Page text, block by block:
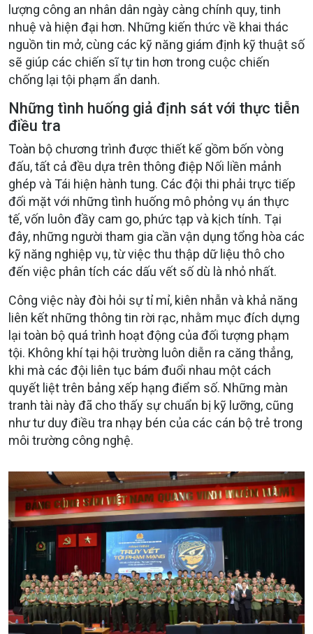
lượng công an nhân dân ngày càng chính quy, tinh
nhuệ và hiện đại hơn. Những kiến thức về khai thác
nguồn tin mở, cùng các kỹ năng giám định kỹ thuật số
sẽ giúp các chiến sĩ tự tin hơn trong cuộc chiến
chống lại tội phạm ẩn danh.
Những tình huống giả định sát với thực tiễn
điều tra
Toàn bộ chương trình được thiết kế gồm bốn vòng
đấu, tất cả đều dựa trên thông điệp Nối liền mảnh
ghép và Tái hiện hành tung. Các đội thi phải trực tiếp
đối mặt với những tình huống mô phỏng vụ án thực
tế, vốn luôn đầy cam go, phức tạp và kịch tính. Tại
đây, những người tham gia cần vận dụng tổng hòa các
kỹ năng nghiệp vụ, từ việc thu thập dữ liệu thô cho
đến việc phân tích các dấu vết số dù là nhỏ nhất.
Công việc này đòi hỏi sự tỉ mỉ, kiên nhẫn và khả năng
liên kết những thông tin rời rạc, nhằm mục đích dựng
lại toàn bộ quá trình hoạt động của đối tượng phạm
tội. Không khí tại hội trường luôn diễn ra căng thẳng,
khi mà các đội liên tục bám đuổi nhau một cách
quyết liệt trên bảng xếp hạng điểm số. Những màn
tranh tài này đã cho thấy sự chuẩn bị kỹ lưỡng, cũng
như tư duy điều tra nhạy bén của các cán bộ trẻ trong
môi trường công nghệ.